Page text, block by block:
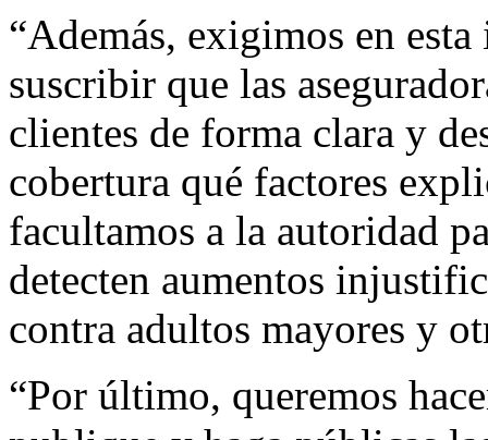
“Además, exigimos en
suscribir que las
clientes de forma clara y
cobertura qué factores
facultamos a la autoridad
detecten aumentos
contra adultos mayores y
“Por último, queremos